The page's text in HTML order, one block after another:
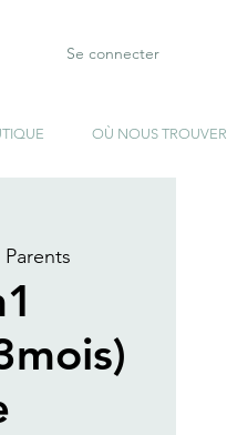
Se connecter
OÙ NOUS TROUVER